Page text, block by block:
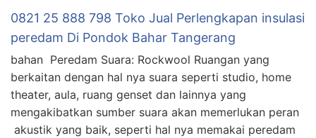
0821 25 888 798 Toko Jual Perlengkapan insulasi
peredam Di Pondok Bahar Tangerang
bahan Peredam Suara: Rockwool Ruangan yang
berkaitan dengan hal nya suara seperti studio, home
theater, aula, ruang genset dan lainnya yang
mengakibatkan sumber suara akan memerlukan peran
akustik yang baik, seperti hal nya memakai peredam